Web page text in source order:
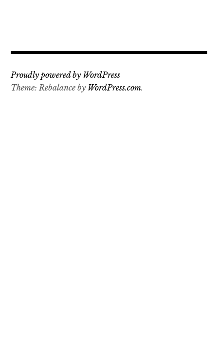
Proudly powered by WordPress
Theme: Rebalance by WordPress.com.